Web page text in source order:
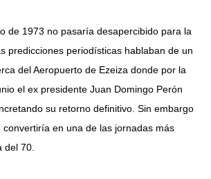
de 1973 no pasaría desapercibido para la
predicciones periodísticas hablaban de un
del Aeropuerto de Ezeiza donde por la
el ex presidente Juan Domingo Perón
su retorno definitivo. Sin embargo
en una de las jornadas más
del 70.